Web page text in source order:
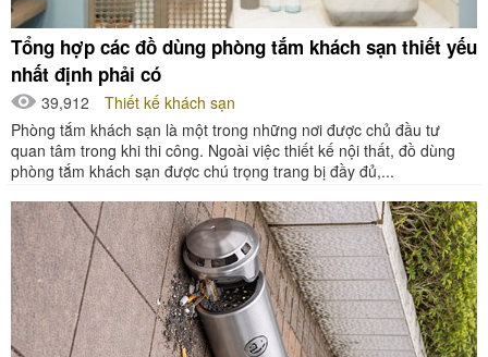
Tổng hợp các đồ dùng phòng tắm khách sạn thiết yếu
nhất định phải có
39,912
Thiết kế khách sạn
Phòng tắm khách sạn là một trong những nơi được chủ đầu tư
quan tâm trong khi thi công. Ngoài việc thiết kế nội thất, đồ dùng
phòng tắm khách sạn được chú trọng trang bị đầy đủ,...